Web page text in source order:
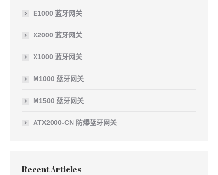
E1000 蓝牙网关
X2000 蓝牙网关
X1000 蓝牙网关
M1000 蓝牙网关
M1500 蓝牙网关
ATX2000-CN 防爆蓝牙网关
Recent Articles